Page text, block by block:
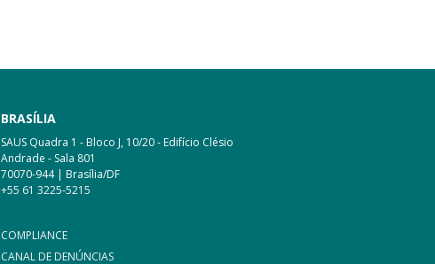
BRASÍLIA
SAUS Quadra 1 - Bloco J, 10/20 - Edifício Clésio
Andrade - Sala 801
70070-944 | Brasília/DF
+55 61 3225-5215
COMPLIANCE
CANAL DE DENÚNCIAS